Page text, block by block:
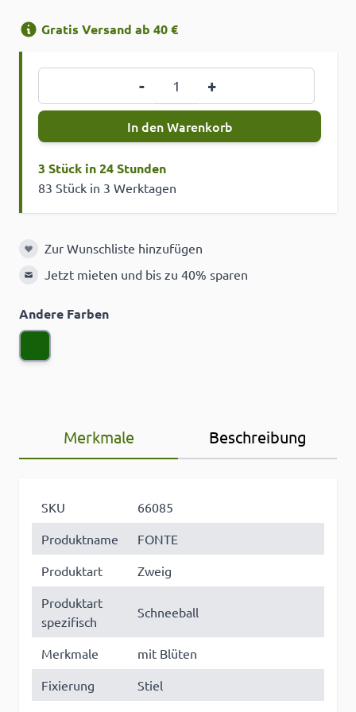
Gratis Versand ab 40 €
- +
In den Warenkorb
3 Stück in 24 Stunden
83 Stück in 3 Werktagen
Zur Wunschliste hinzufügen
Zur Wunschliste hinzufügen
Jetzt mieten und bis zu 40% sparen
Andere Farben
Merkmale Beschreibung
SKU
66085
Produktname
FONTE
Produktart
Zweig
Produktart
spezifisch
Schneeball
Merkmale
mit Blüten
Fixierung
Stiel